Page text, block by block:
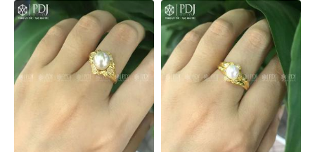
XEM CHI TIẾT XEM CHI TIẾT